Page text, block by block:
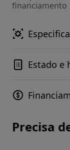
financiamento
Estado e
Precisa